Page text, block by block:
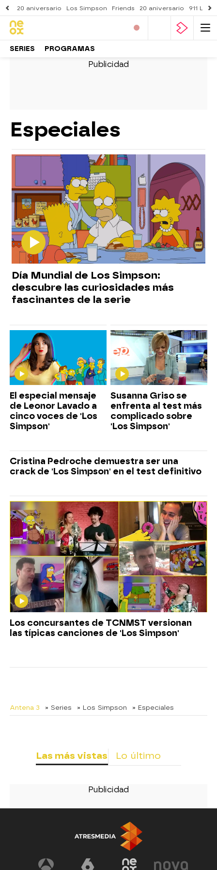
20 aniversario Los Simpson Friends 20 aniversario 911
SERIES PROGRAMAS
Especiales
Día Mundial de Los Simpson:
descubre las curiosidades más
fascinantes de la serie
El especial mensaje
de Leonor Lavado a
cinco voces de 'Los
Simpson'
Susanna Griso se
enfrenta al test más
complicado sobre
'Los Simpson'
Cristina Pedroche demuestra ser una
crack de 'Los Simpson' en el test definitivo
Los concursantes de TCNMST versionan
las típicas canciones de 'Los Simpson'
Antena 3 » Series » Los Simpson » Especiales
Las más vistas Lo último